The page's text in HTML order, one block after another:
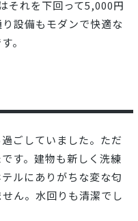
それを下回って5,000円
設備もモダンで快適な
。
ごしていました。ただ
す。建物も新しく洗練
ルにありがちな変な匂
ん。水回りも清潔でし